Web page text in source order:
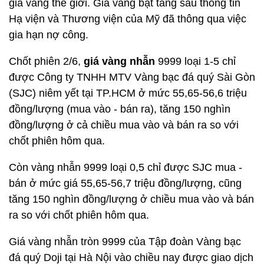
giá vàng thế giới. Giá vàng bật tăng sau thông tin
Hạ viện và Thương viện của Mỹ đã thông qua việc
gia hạn nợ công.
Chốt phiên 2/6, giá vàng nhẫn 9999 loại 1-5 chỉ
được Công ty TNHH MTV Vàng bạc đá quý Sài Gòn
(SJC) niêm yết tại TP.HCM ở mức 55,65-56,6 triệu
đồng/lượng (mua vào - bán ra), tăng 150 nghìn
đồng/lượng ở cả chiều mua vào và bán ra so với
chốt phiên hôm qua.
Còn vàng nhẫn 9999 loại 0,5 chỉ được SJC mua -
bán ở mức giá 55,65-56,7 triệu đồng/lượng, cũng
tăng 150 nghìn đồng/lượng ở chiều mua vào và bán
ra so với chốt phiên hôm qua.
Giá vàng nhẫn tròn 9999 của Tập đoàn Vàng bạc
đá quý Doji tại Hà Nội vào chiều nay được giao dịch